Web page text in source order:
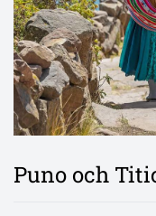
Puno och
Följ med på ett